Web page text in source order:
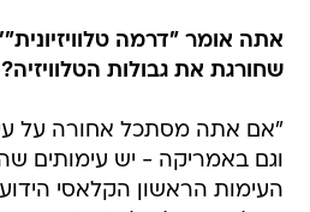
אתה אומר "דרמה
שחורגת את גבולות הטלוויזיה?
"אם אתה מסתכל אחורה על
וגם באמריקה - יש עימותים